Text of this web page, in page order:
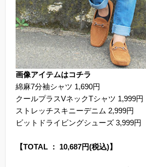
画像アイテムはコチラ
綿麻7分袖シャツ 1,690円
クールプラスVネックTシャツ 1,999円
ストレッチスキニーデニム 2,999円
ビットドライビングシューズ 3,999円
【TOTAL ： 10,687円(税込)】